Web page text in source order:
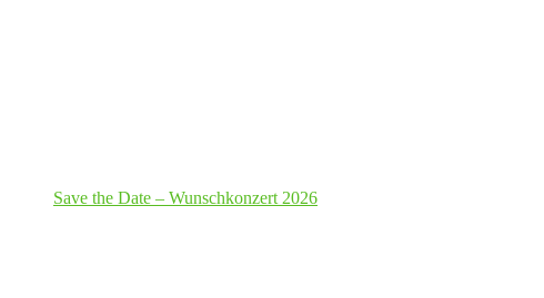
Save the Date – Wunschkonzert 2026